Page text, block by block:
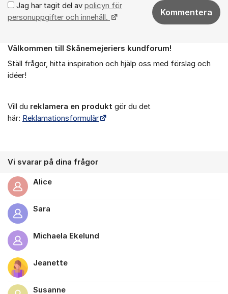
Jag har tagit del av policyn för
personuppgifter och innehåll.
Kommentera
Om forumet
Välkommen till Skånemejeriers kundforum!
Ställ frågor, hitta inspiration och hjälp oss med förslag och
idéer!
Vill du reklamera en produkt gör du det
här: Reklamationsformulär
Vi svarar på dina frågor
Alice
Sara
Michaela Ekelund
Jeanette
Susanne